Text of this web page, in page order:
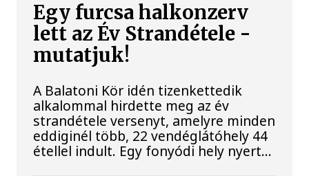
Egy furcsa halkonzerv
lett az Év Strandétele -
mutatjuk!
A Balatoni Kör idén tizenkettedik
alkalommal hirdette meg az év
strandétele versenyt, amelyre minden
eddiginél több, 22 vendéglátóhely 44
étellel indult. Egy fonyódi hely nyert...